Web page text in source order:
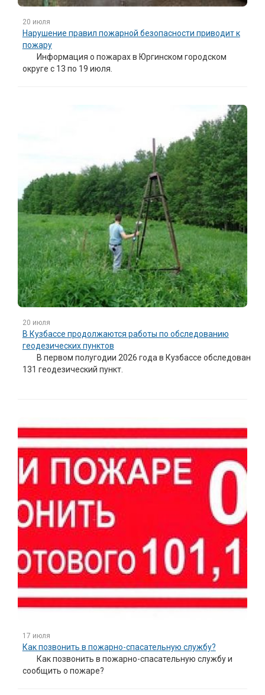
20 июля
Нарушение правил пожарной безопасности приводит к
пожару
Информация о пожарах в Юргинском городском
округе с 13 по 19 июля.
20 июля
В Кузбассе продолжаются работы по обследованию
геодезических пунктов
В первом полугодии 2026 года в Кузбассе обследован
131 геодезический пункт.
17 июля
Как позвонить в пожарно-спасательную службу?
Как позвонить в пожарно-спасательную службу и
сообщить о пожаре?